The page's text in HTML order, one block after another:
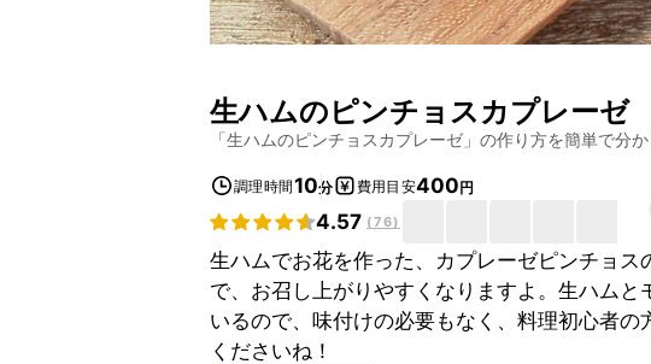
生ハムのピンチョスカプレーゼ
「生ハムのピンチョスカプレーゼ」の作り方を簡単で分
調理時間10分 費用目安400円
4.57 (76)
生ハムでお花を作った、カプレーゼピンチョ
で、お召し上がりやすくなりますよ。生ハム
いるので、味付けの必要もなく、料理初心者
くださいね！